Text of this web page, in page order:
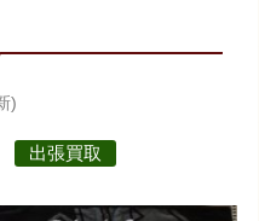
)
出張買取